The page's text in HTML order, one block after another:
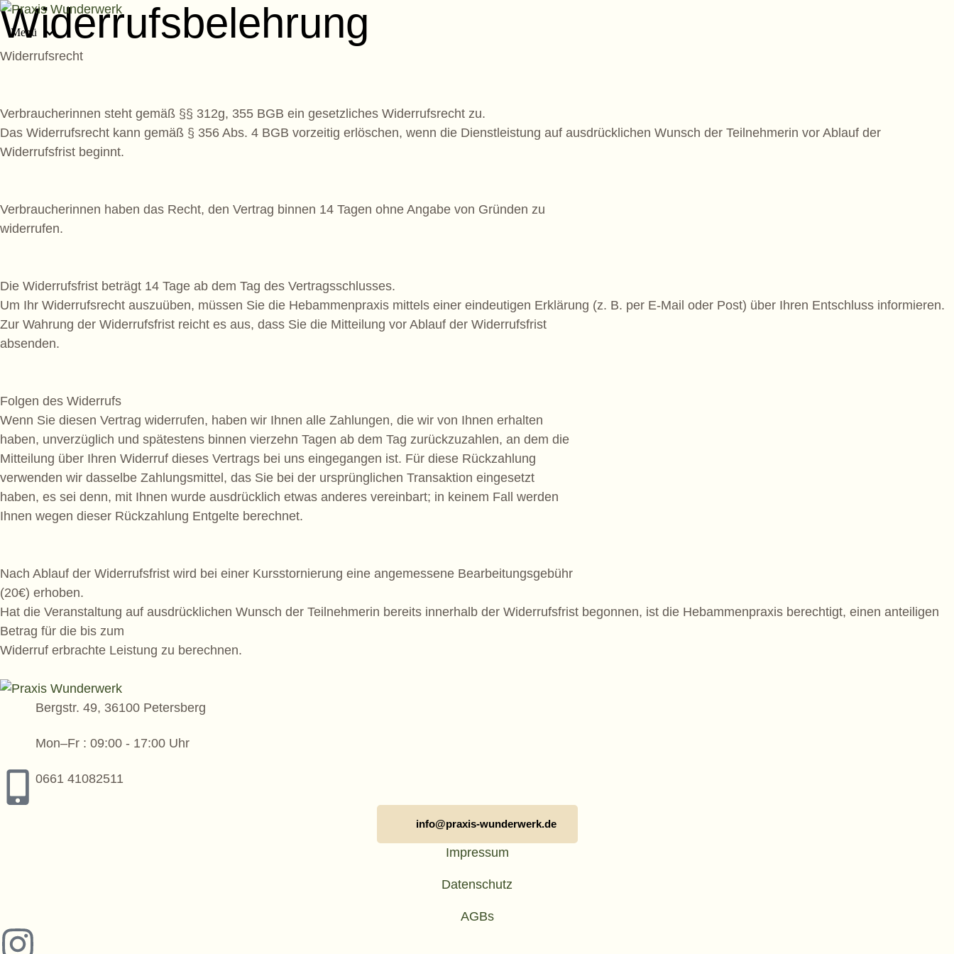
Menü
Widerrufsbelehrung
Widerrufsrecht
Verbraucherinnen steht gemäß §§ 312g, 355 BGB ein gesetzliches Widerrufsrecht zu.
Das Widerrufsrecht kann gemäß § 356 Abs. 4 BGB vorzeitig erlöschen, wenn die Dienstleistung auf ausdrücklichen Wunsch der Teilnehmerin vor Ablauf der
Widerrufsfrist beginnt.
Verbraucherinnen haben das Recht, den Vertrag binnen 14 Tagen ohne Angabe von Gründen zu
widerrufen.
Die Widerrufsfrist beträgt 14 Tage ab dem Tag des Vertragsschlusses.
Um Ihr Widerrufsrecht auszuüben, müssen Sie die Hebammenpraxis mittels einer eindeutigen Erklärung (z. B. per E-Mail oder Post) über Ihren Entschluss informieren.
Zur Wahrung der Widerrufsfrist reicht es aus, dass Sie die Mitteilung vor Ablauf der Widerrufsfrist
absenden.
Folgen des Widerrufs
Wenn Sie diesen Vertrag widerrufen, haben wir Ihnen alle Zahlungen, die wir von Ihnen erhalten
haben, unverzüglich und spätestens binnen vierzehn Tagen ab dem Tag zurückzuzahlen, an dem die
Mitteilung über Ihren Widerruf dieses Vertrags bei uns eingegangen ist. Für diese Rückzahlung
verwenden wir dasselbe Zahlungsmittel, das Sie bei der ursprünglichen Transaktion eingesetzt
haben, es sei denn, mit Ihnen wurde ausdrücklich etwas anderes vereinbart; in keinem Fall werden
Ihnen wegen dieser Rückzahlung Entgelte berechnet.
Nach Ablauf der Widerrufsfrist wird bei einer Kursstornierung eine angemessene Bearbeitungsgebühr
(20€) erhoben.
Hat die Veranstaltung auf ausdrücklichen Wunsch der Teilnehmerin bereits innerhalb der Widerrufsfrist begonnen, ist die Hebammenpraxis berechtigt, einen anteiligen
Betrag für die bis zum
Widerruf erbrachte Leistung zu berechnen.
Bergstr. 49, 36100 Petersberg
Mon–Fr : 09:00 - 17:00 Uhr
0661 41082511
info@praxis-wunderwerk.de
Impressum
Datenschutz
AGBs